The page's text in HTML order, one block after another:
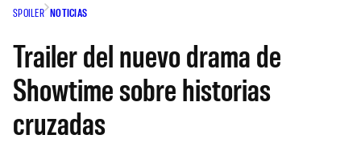
SPOILER NOTICIAS
Trailer del nuevo drama de
Showtime sobre historias
cruzadas